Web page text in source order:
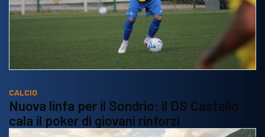
CALCIO
Nuova linfa per il Sondrio: il DS Castello
cala il poker di giovani rinforzi